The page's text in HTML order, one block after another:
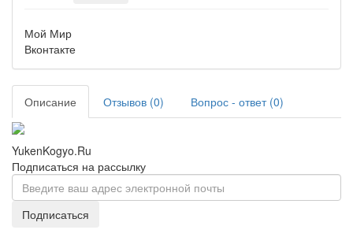
Мой Мир
Вконтакте
Описание Отзывов (0) Вопрос - ответ (0)
YukenKogyo.Ru
Подписаться на рассылку
Подписаться